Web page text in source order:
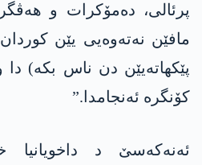
پرئالی، دەمۆکرات و
مافێن نەتەوەیی یێن
پێکھاتەیێن دن ناس بکە)
کۆنگرە ئەنجامدا.”
ئەنەکەسێ د داخویانیا